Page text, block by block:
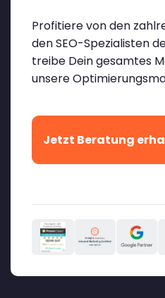
Profitiere von den
den SEO-Spezialisten
treibe Dein gesamtes
unsere
Jetzt Beratung